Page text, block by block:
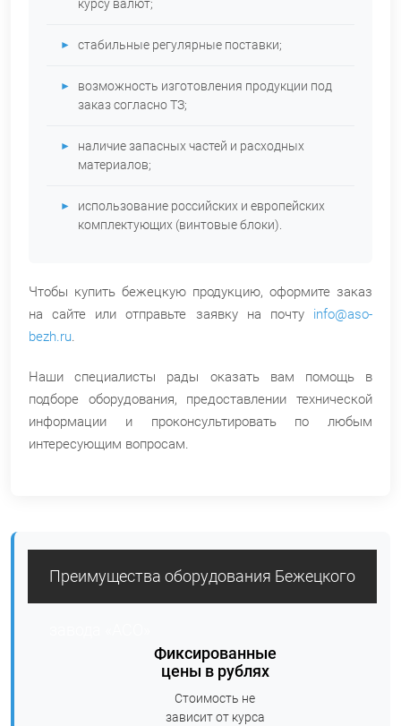
курсу валют;
стабильные регулярные поставки;
возможность изготовления продукции под
заказ согласно ТЗ;
наличие запасных частей и расходных
материалов;
использование российских и европейских
комплектующих (винтовые блоки).
Чтобы купить бежецкую продукцию, оформите заказ
на сайте или отправьте заявку на почту info@aso-
bezh.ru.
Наши специалисты рады оказать вам помощь в
подборе оборудования, предоставлении технической
информации и проконсультировать по любым
интересующим вопросам.
Преимущества оборудования Бежецкого
Фиксированные
цены в рублях
Стоимость не
зависит от курса